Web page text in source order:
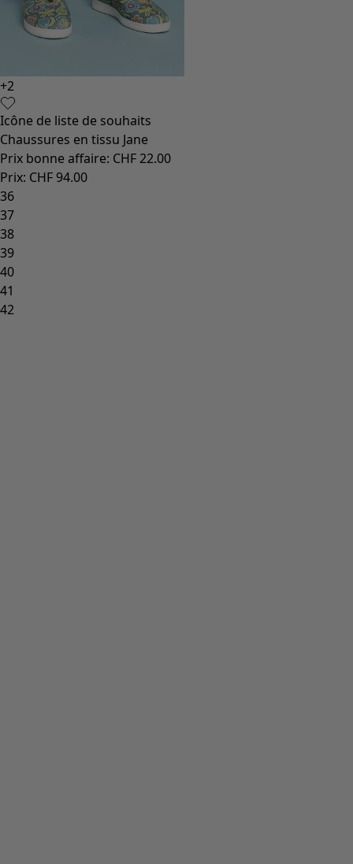
+2
Icône de liste de souhaits
Chaussures en tissu Jane
Prix bonne affaire: CHF 22.00
Prix: CHF 94.00
36
37
38
39
40
41
42